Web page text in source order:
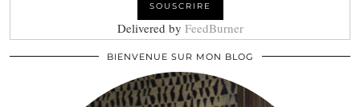
Delivered by FeedBurner
BIENVENUE SUR MON BLOG